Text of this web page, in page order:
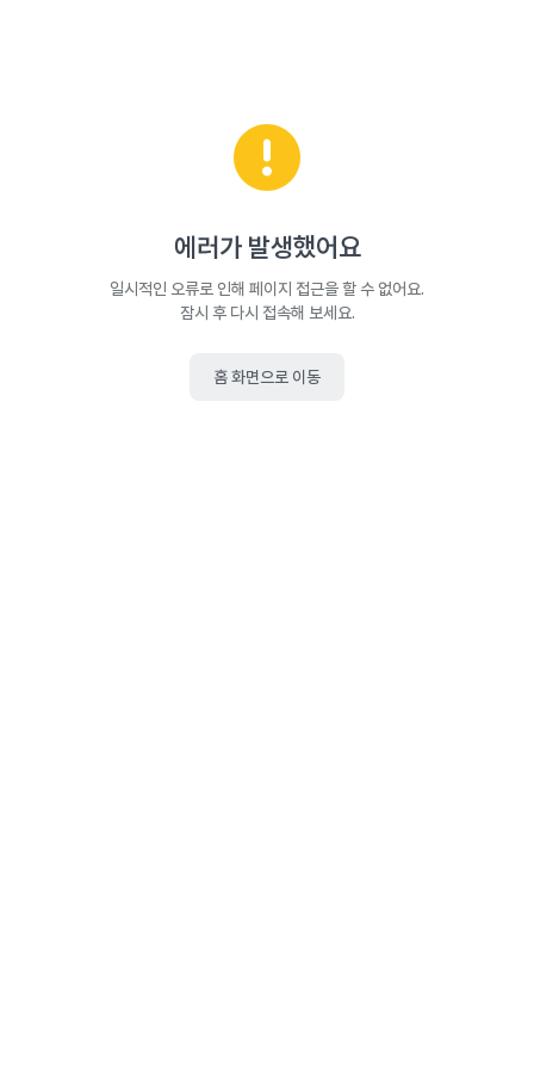
에러가 발생했어요
일시적인 오류로 인해 페이지 접근을 할 수 없어요.
잠시 후 다시 접속해 보세요.
홈 화면으로 이동